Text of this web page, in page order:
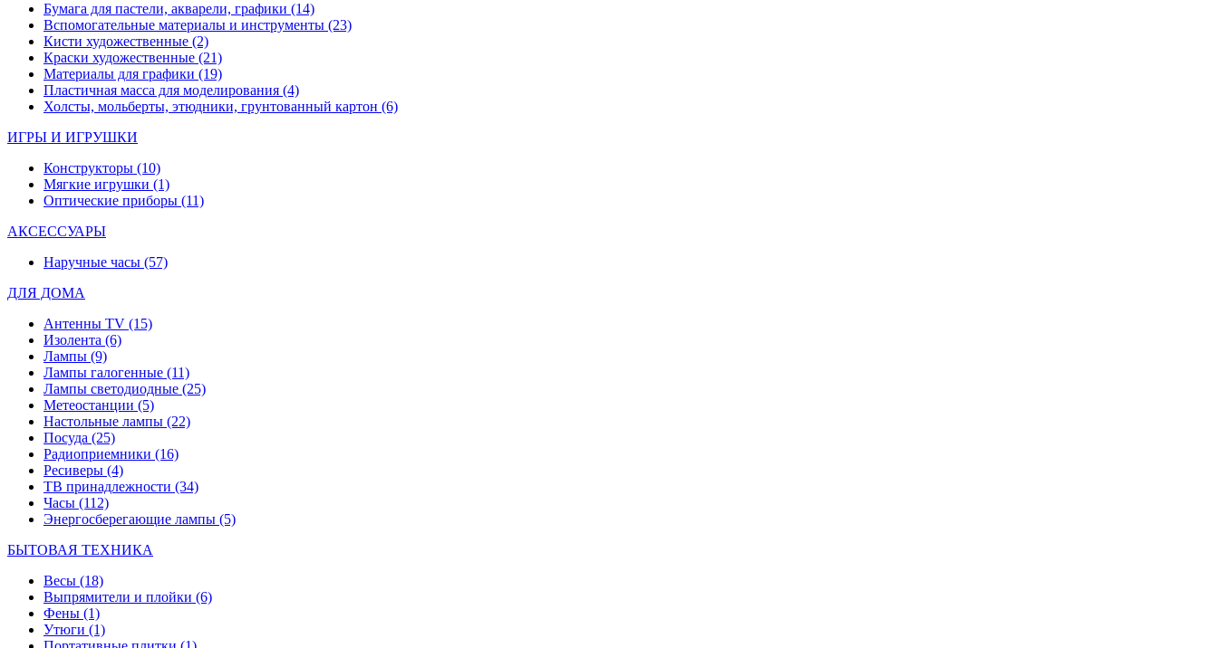
Бумага для пастели, акварели, графики (14)
Вспомогательные материалы и инструменты (23)
Кисти художественные (2)
Краски художественные (21)
Материалы для графики (19)
Пластичная масса для моделирования (4)
Холсты, мольберты, этюдники, грунтованный картон (6)
ИГРЫ И ИГРУШКИ
Конструкторы (10)
Мягкие игрушки (1)
Оптические приборы (11)
АКСЕССУАРЫ
Наручные часы (57)
ДЛЯ ДОМА
Антенны TV (15)
Изолента (6)
Лампы (9)
Лампы галогенные (11)
Лампы светодиодные (25)
Метеостанции (5)
Настольные лампы (22)
Посуда (25)
Радиоприемники (16)
Ресиверы (4)
ТВ принадлежности (34)
Часы (112)
Энергосберегающие лампы (5)
БЫТОВАЯ ТЕХНИКА
Весы (18)
Выпрямители и плойки (6)
Фены (1)
Утюги (1)